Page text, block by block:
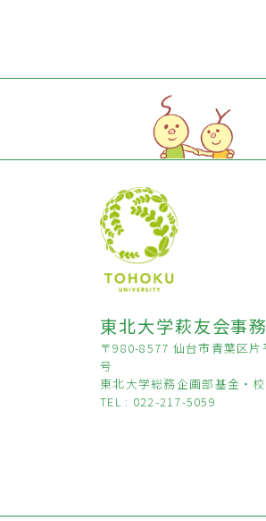
東北大学萩友会事
〒980-8577 仙台市青葉区片
号
東北大学総務企画部基金・
TEL : 022-217-5059